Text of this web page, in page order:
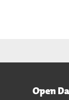
Open